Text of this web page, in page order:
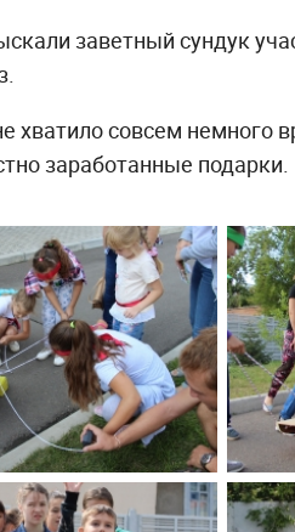
заветный сундук
хватило совсем немного
заработанные подарки.